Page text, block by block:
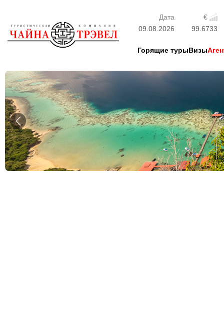
Дата
€
09.08.2026
99.6733
Горящие турыВизы